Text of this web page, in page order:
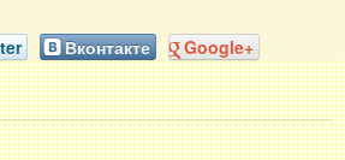
Вконтакте Google+